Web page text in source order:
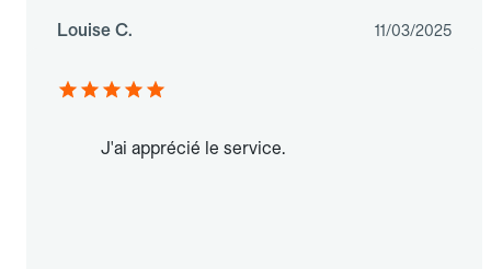
Louise C. 11/03/2025
J'ai apprécié le service.